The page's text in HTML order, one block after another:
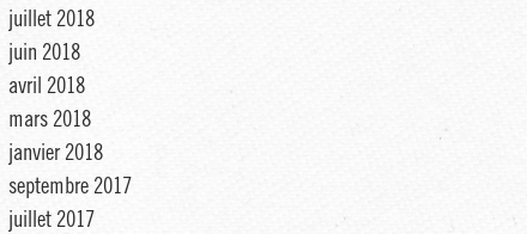
juillet 2018
juin 2018
avril 2018
mars 2018
janvier 2018
septembre 2017
juillet 2017